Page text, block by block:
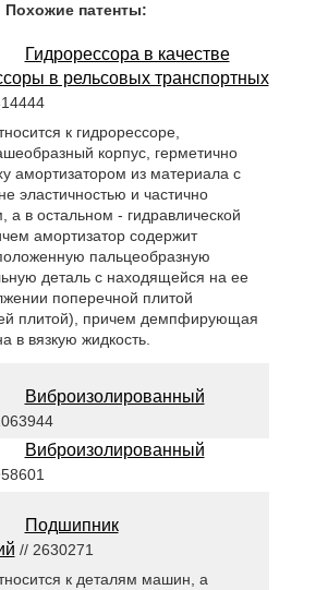
Похожие патенты:
Гидрорессора в качестве
в рельсовых транспортных
к гидрорессоре,
корпус, герметично
амортизатором из материала с
эластичностью и частично
а в остальном - гидравлической
амортизатор содержит
пальцеобразную
деталь с находящейся на ее
поперечной плитой
плитой), причем демпфирующая
в вязкую жидкость.
Виброизолированный
Виброизолированный
Подшипник
// 2630271
к деталям машин, а